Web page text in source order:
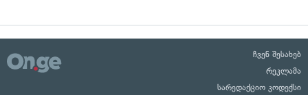
ჩვენ შესახებ
რეკლამა
სარედაქციო კოდექსი